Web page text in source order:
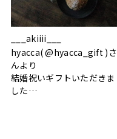
___akiiii___
hyacca( @hyacca_gift )さ
んより
結婚祝いギフトいただきま
した